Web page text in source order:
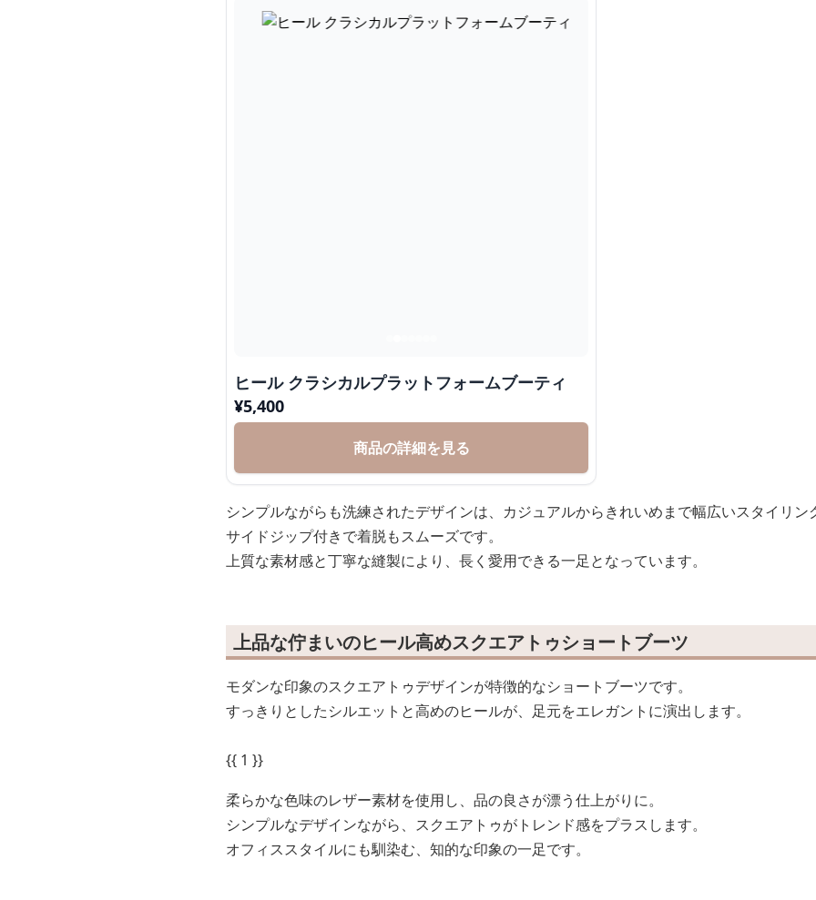
ヒール クラシカルプラットフォームブーティ
¥5,400
商品の詳細を見る
シンプルながらも洗練されたデザインは、カジュアルからきれいめまで幅広いスタイリン
サイドジップ付きで着脱もスムーズです。
上質な素材感と丁寧な縫製により、長く愛用できる一足となっています。
上品な佇まいのヒール高めスクエアトゥショートブーツ
モダンな印象のスクエアトゥデザインが特徴的なショートブーツです。
すっきりとしたシルエットと高めのヒールが、足元をエレガントに演出します。
{{ 1 }}
柔らかな色味のレザー素材を使用し、品の良さが漂う仕上がりに。
シンプルなデザインながら、スクエアトゥがトレンド感をプラスします。
オフィススタイルにも馴染む、知的な印象の一足です。